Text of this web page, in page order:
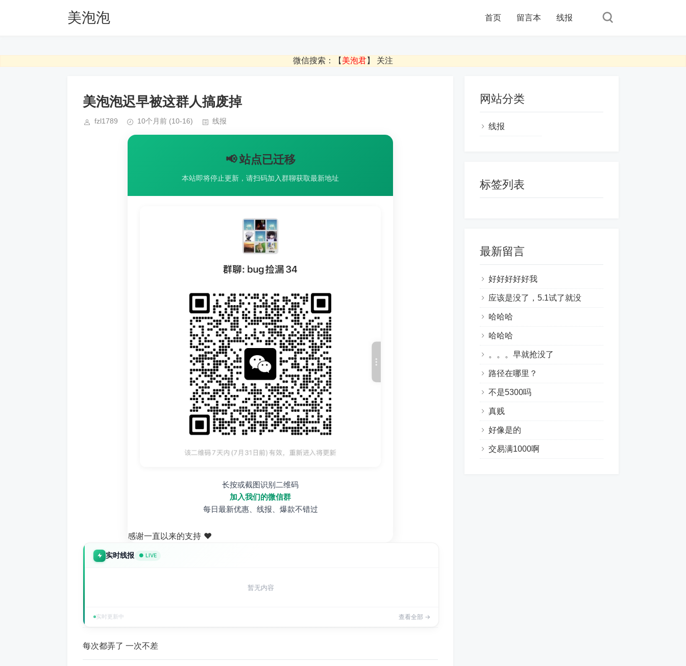
美泡泡 首页 留言本 线报
微信搜索：【 美泡君】 关注
美泡泡迟早被这群人搞废掉
fzl1789 10个月前 (10-16) 线报
📢 站点已迁移
本站即将停止更新，请扫码加入群聊获取最新地址
长按或截图识别二维码
加入我们的微信群
每日最新优惠、线报、爆款不错过
感谢一直以来的支持 ❤️
实时线报 ● LIVE
暂无内容
实时更新中 查看全部 →
每次都弄了 一次不差
网站分类
线报
标签列表
最新留言
好好好好好我
应该是没了，5.1试了就没
哈哈哈
哈哈哈
。。。早就抢没了
路径在哪里？
不是5300吗
真贱
好像是的
交易满1000啊